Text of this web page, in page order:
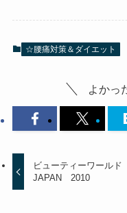
☆腰痛対策＆ダイエット
よかっ
ビューティーワールド
JAPAN 2010